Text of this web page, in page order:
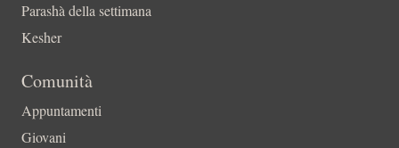
Parashà della settimana
Kesher
Comunità
Appuntamenti
Giovani